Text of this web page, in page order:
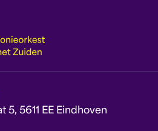
5, 5611 EE Eindhoven